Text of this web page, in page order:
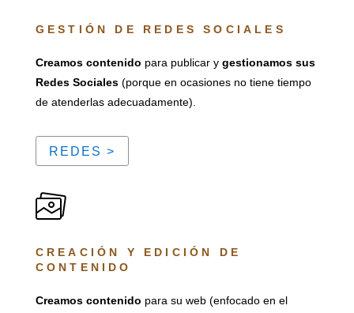
GESTIÓN DE REDES SOCIALES
Creamos contenido para publicar y gestionamos sus
Redes Sociales(porque en ocasiones no tiene tiempo
de atenderlas adecuadamente).
REDES >
CREACIÓN Y EDICIÓN DE
CONTENIDO
Creamos contenido para su web (enfocado en el